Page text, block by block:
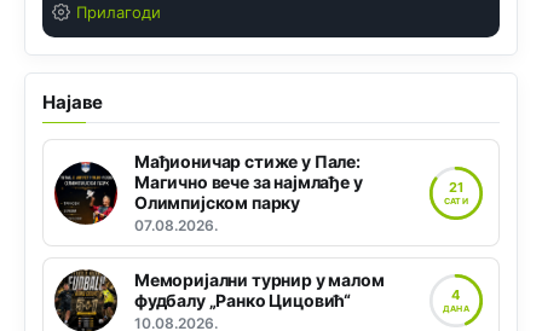
Прилагоди
Најаве
Мађионичар стиже у Пале:
Магично вече за најмлађе у
Олимпијском парку
07.08.2026.
21
САТИ
Меморијални турнир у малом
фудбалу „Ранко Цицовић“
10.08.2026.
4
ДАНА